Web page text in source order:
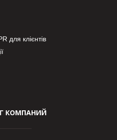
для клієнтів
КОМПАНИЙ